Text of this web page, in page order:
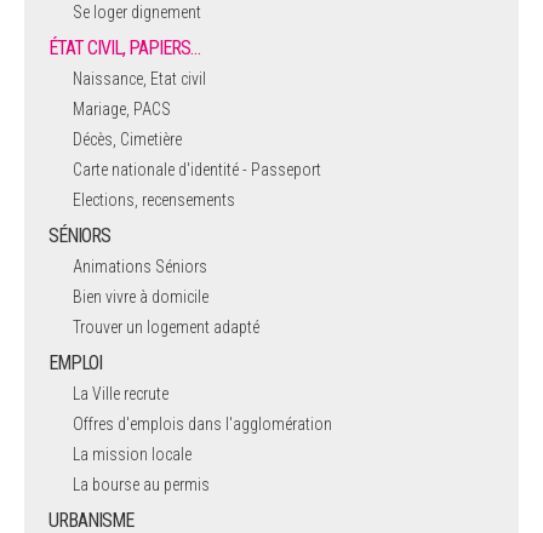
Se loger dignement
ÉTAT CIVIL, PAPIERS…
Naissance, Etat civil
Mariage, PACS
Décès, Cimetière
Carte nationale d'identité - Passeport
Elections, recensements
SÉNIORS
Animations Séniors
Bien vivre à domicile
Trouver un logement adapté
EMPLOI
La Ville recrute
Offres d'emplois dans l'agglomération
La mission locale
La bourse au permis
URBANISME